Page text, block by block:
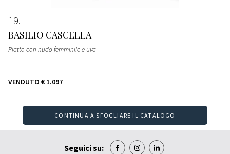
19
BASILIO CASCELLA
Piatto con nudo femminile e uva
VENDUTO € 1.097
CONTINUA A SFOGLIARE IL CATALOGO
Seguici su: